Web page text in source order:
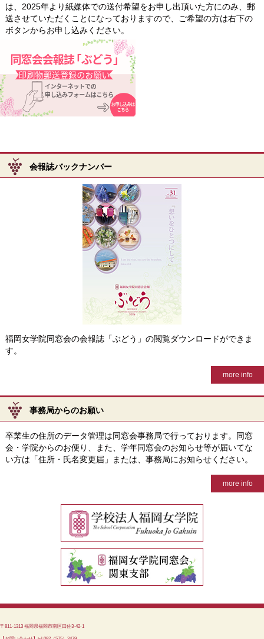
は、2025年より紙媒体での送付希望をお申し出頂いた方にのみ、郵
送させていただくことになっておりますので、ご希望の方は右下の
ボタンからお申し込みください。
会報誌バックナンバー
福岡女学院同窓会の会報誌「ぶどう」の閲覧ダウンロードができま
す。
more info
事務局からのお願い
卒業生の住所のデータ管理は同窓会事務局で行っております。同窓
会・学院からのお便り、また、学年同窓会のお知らせ等が届いてな
い方は「住所・氏名変更届」または、事務局にお知らせください。
more info
〒811-1313 福岡県福岡市南区曰佐3-42-1